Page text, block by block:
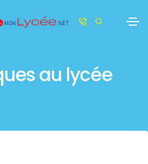
au lycée